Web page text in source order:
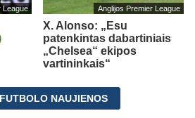
League Anglijos Premier League
X. Alonso: „Esu
patenkintas dabartiniais
„Chelsea“ ekipos
vartininkais“
NAUJIENOS